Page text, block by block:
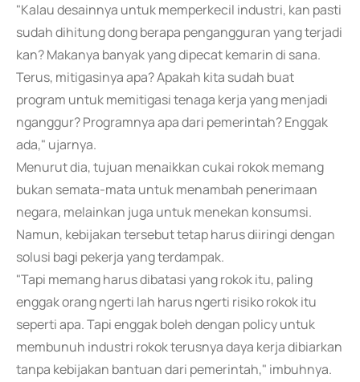
"Kalau desainnya untuk memperkecil industri, kan pasti
sudah dihitung dong berapa pengangguran yang terjadi
kan? Makanya banyak yang dipecat kemarin di sana.
Terus, mitigasinya apa? Apakah kita sudah buat
program untuk memitigasi tenaga kerja yang menjadi
nganggur? Programnya apa dari pemerintah? Enggak
ada," ujarnya.
Menurut dia, tujuan menaikkan cukai rokok memang
bukan semata-mata untuk menambah penerimaan
negara, melainkan juga untuk menekan konsumsi.
Namun, kebijakan tersebut tetap harus diiringi dengan
solusi bagi pekerja yang terdampak.
"Tapi memang harus dibatasi yang rokok itu, paling
enggak orang ngerti lah harus ngerti risiko rokok itu
seperti apa. Tapi enggak boleh dengan policy untuk
membunuh industri rokok terusnya daya kerja dibiarkan
tanpa kebijakan bantuan dari pemerintah," imbuhnya.